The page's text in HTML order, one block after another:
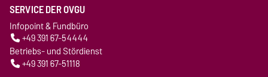
SERVICE DER OVGU
Infopoint & Fundbüro
+49 391 67-54444
Betriebs- und Stördienst
+49 391 67-51118